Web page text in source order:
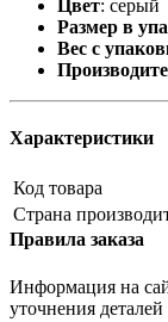
Цвет: серый
Размер в
Вес с
Характеристики
Код товара
Страна
Правила заказа
Информация на
уточнения